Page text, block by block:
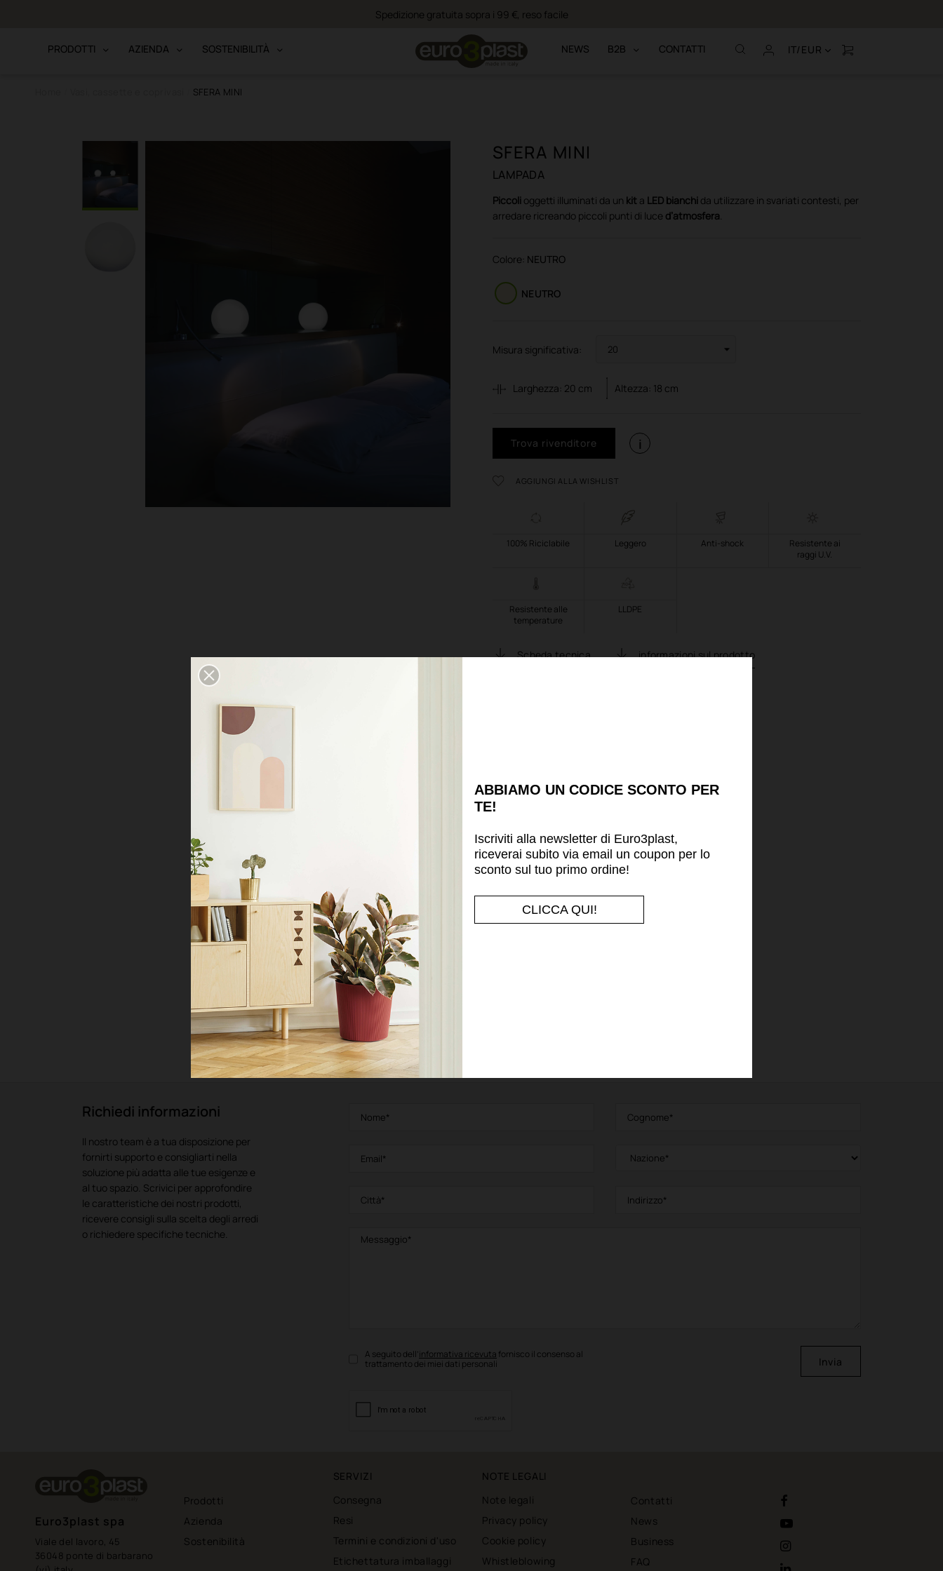
Spedizione gratuita sopra i 99 €, reso facile
PRODOTTI AZIENDA SOSTENIBILITÀ NEWS B2B CONTATTI IT/EUR
SFERA MINI
SFERA MINI
LAMPADA
Piccoli oggetti illuminati da un kit a LED bianchi da utilizzare in svariati contesti, per
arredare ricreando piccoli punti di luce d’atmosfera.
Colore: NEUTRO
NEUTRO
Misura significativa:
Larghezza: 20 cm Altezza: 18 cm
Trova rivenditore i
AGGIUNGI ALLA WISHLIST
100% Riciclabile Leggero Anti-shock
Resistente ai
raggi U.V.
Resistente alle
temperature
LLDPE
Scheda tecnica informazioni sul prodotto
SFERA
Lampada
Vedi prodotto
Richiedi informazioni
Il nostro team è a tua disposizione per
fornirti supporto e consigliarti nella
soluzione più adatta alle tue esigenze e
al tuo spazio. Scrivici per approfondire
le caratteristiche dei nostri prodotti,
ricevere consigli sulla scelta degli arredi
o richiedere specifiche tecniche.
A seguito dell’informativa ricevuta fornisco il consenso al
trattamento dei miei dati personali
Invia
Euro3plast spa
Viale del lavoro, 45
36048 ponte di barbarano
Prodotti
Azienda
Sostenibilità
SERVIZI
Consegna
Resi
Termini e condizioni d'uso
Etichettatura imballaggi
NOTE LEGALI
Note legali
Privacy policy
Cookie policy
Whistleblowing
Contatti
News
Business
FAQ
ABBIAMO UN CODICE SCONTO PER
TE!
Iscriviti alla newsletter di Euro3plast,
riceverai subito via email un coupon per lo
sconto sul tuo primo ordine!
CLICCA QUI!